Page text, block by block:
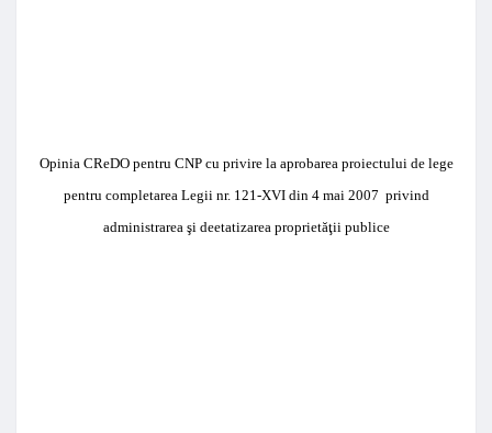
Opinia CReDO pentru CNP cu privire la aprobarea proiectului de lege
pentru completarea Legii nr. 121-XVI din 4 mai 2007 privind
administrarea şi deetatizarea proprietăţii publice